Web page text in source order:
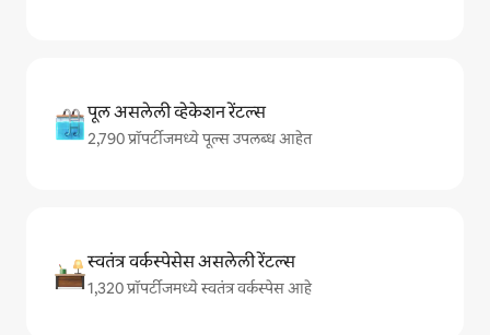
पूल असलेली व्हेकेशन रेंटल्स
2,790 प्रॉपर्टीजमध्ये पूल्स उपलब्ध आहेत
स्वतंत्र वर्कस्पेसेस असलेली रेंटल्स
1,320 प्रॉपर्टीजमध्ये स्वतंत्र वर्कस्पेस आहे